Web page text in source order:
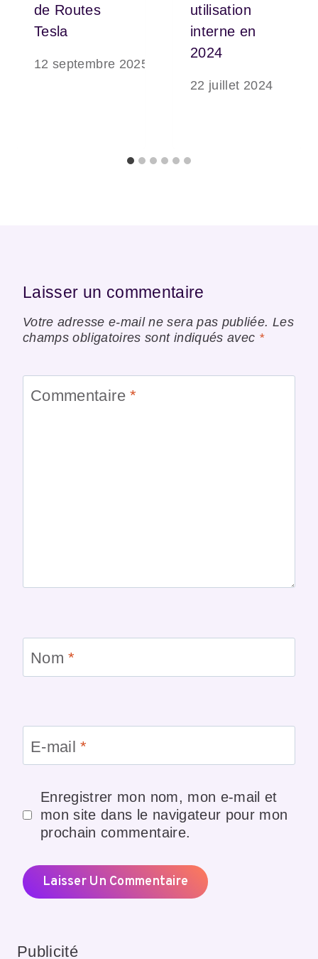
de Routes
Tesla
12 septembre 2025
utilisation
interne en
2024
22 juillet 2024
Laisser un commentaire
Votre adresse e-mail ne sera pas publiée. Les
champs obligatoires sont indiqués avec *
Commentaire*
Nom*
E-mail*
Enregistrer mon nom, mon e-mail et
mon site dans le navigateur pour mon
prochain commentaire.
Publicité